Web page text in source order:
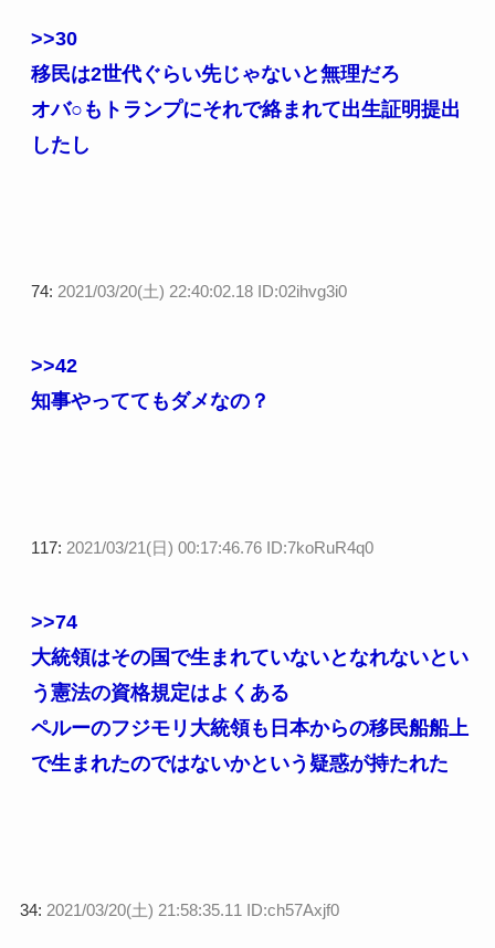
>>30
移民は2世代ぐらい先じゃないと無理だろ
オバ○もトランプにそれで絡まれて出生証明提出
したし
74: 2021/03/20(土) 22:40:02.18 ID:02ihvg3i0
>>42
知事やっててもダメなの？
117: 2021/03/21(日) 00:17:46.76 ID:7koRuR4q0
>>74
大統領はその国で生まれていないとなれないとい
う憲法の資格規定はよくある
ペルーのフジモリ大統領も日本からの移民船船上
で生まれたのではないかという疑惑が持たれた
34: 2021/03/20(土) 21:58:35.11 ID:ch57Axjf0